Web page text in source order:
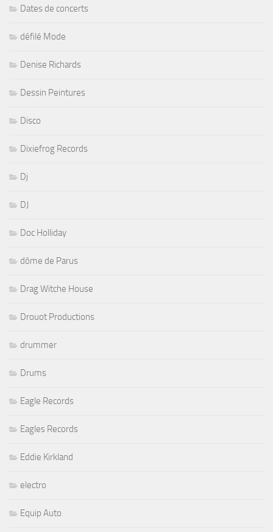
Dates de concerts
défilé Mode
Denise Richards
Dessin Peintures
Disco
Dixiefrog Records
Dj
DJ
Doc Holliday
dôme de Parus
Drag Witche House
Drouot Productions
drummer
Drums
Eagle Records
Eagles Records
Eddie Kirkland
electro
Equip Auto